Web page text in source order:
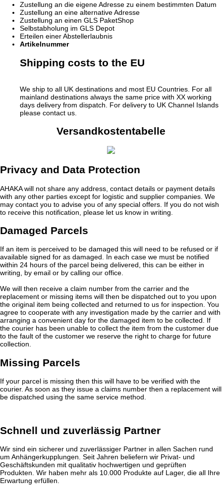
Zustellung an die eigene Adresse zu einem bestimmten Datum
Zustellung an eine alternative Adresse
Zustellung an einen GLS PaketShop
Selbstabholung im GLS Depot
Erteilen einer Abstellerlaubnis
Artikelnummer
Shipping costs to the EU
We ship to all UK destinations and most EU Countries. For all
mainland destinations always the same price with XX working
days delivery from dispatch. For delivery to UK Channel Islands
please contact us.
Versandkostentabelle
Privacy and Data Protection
AHAKA will not share any address, contact details or payment details
with any other parties except for logistic and supplier companies. We
may contact you to advise you of any special offers. If you do not wish
to receive this notification, please let us know in writing.
Damaged Parcels
If an item is perceived to be damaged this will need to be refused or if
available signed for as damaged. In each case we must be notified
within 24 hours of the parcel being delivered, this can be either in
writing, by email or by calling our office.
We will then receive a claim number from the carrier and the
replacement or missing items will then be dispatched out to you upon
the original item being collected and returned to us for inspection. You
agree to cooperate with any investigation made by the carrier and with
arranging a convenient day for the damaged item to be collected. If
the courier has been unable to collect the item from the customer due
to the fault of the customer we reserve the right to charge for future
collection.
Missing Parcels
If your parcel is missing then this will have to be verified with the
courier. As soon as they issue a claims number then a replacement will
be dispatched using the same service method.
Schnell und zuverlässig Partner
Wir sind ein sicherer und zuverlässiger Partner in allen Sachen rund
um Anhängerkupplungen. Seit Jahren beliefern wir Privat- und
Geschäftskunden mit qualitativ hochwertigen und geprüften
Produkten. Wir haben mehr als 10.000 Produkte auf Lager, die all Ihre
Erwartung erfüllen.